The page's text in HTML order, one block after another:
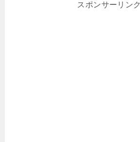
スポンサーリンク